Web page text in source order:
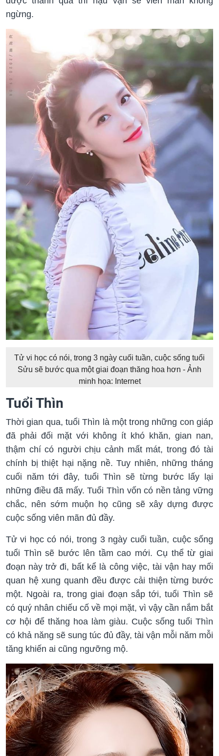
ngừng.
Tử vi học có nói, trong 3 ngày cuối tuần, cuộc sống tuổi
Sửu sẽ bước qua một giai đoạn thăng hoa hơn - Ảnh
minh họa: Internet
Tuổi Thìn
Thời gian qua, tuổi Thìn là một trong những con giáp
đã phải đối mặt với không ít khó khăn, gian nan,
thậm chí có người chịu cảnh mất mát, trong đó tài
chính bị thiệt hại nặng nề. Tuy nhiên, những tháng
cuối năm tới đây, tuổi Thìn sẽ từng bước lấy lại
những điều đã mấy. Tuổi Thìn vốn có nền tảng vững
chắc, nên sớm muộn họ cũng sẽ xây dựng được
cuộc sống viên mãn đủ đầy.
Tử vi học có nói, trong 3 ngày cuối tuần, cuộc sống
tuổi Thìn sẽ bước lên tầm cao mới. Cụ thể từ giai
đoạn này trở đi, bất kể là công việc, tài vận hay mối
quan hệ xung quanh đều được cải thiện từng bước
một. Ngoài ra, trong giai đoạn sắp tới, tuổi Thìn sẽ
có quý nhân chiếu cố về mọi mặt, vì vậy cần nắm bắt
cơ hội để thăng hoa làm giàu. Cuộc sống tuổi Thìn
có khả năng sẽ sung túc đủ đầy, tài vận mỗi năm mỗi
tăng khiến ai cũng ngưỡng mộ.